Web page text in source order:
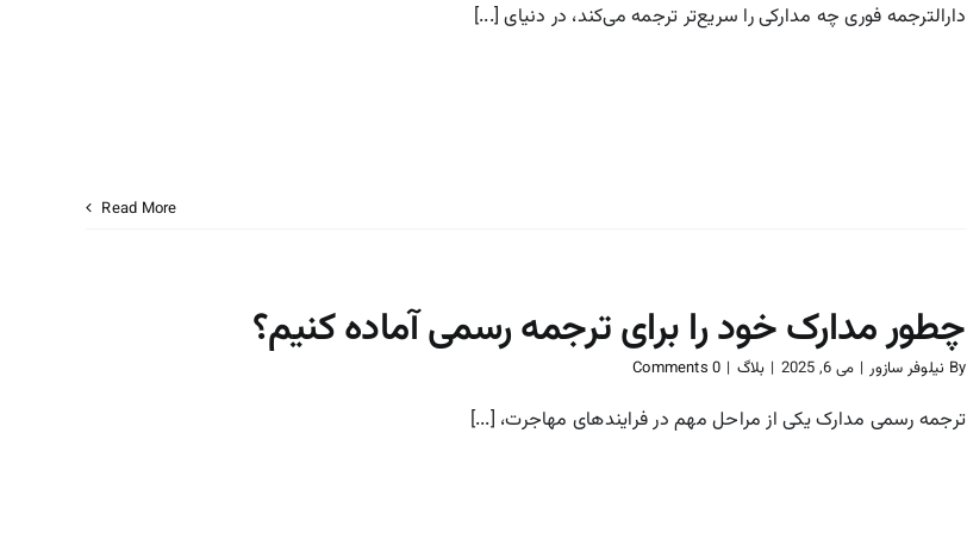
دارالترجمه فوری چه مدارکی را
دارالترجمه فوری چه مدارکی را سریع‌تر ترجمه می‌کند، در دنیای [...]
Read More
چطور مدارک خود را برای
چطور مدارک خود را برای ترجمه رسمی آماده کنیم؟
By نیلوفر سازور | می 6, 2025 | بلاگ |
0 Comments
ترجمه رسمی مدارک یکی از مراحل مهم در فرایندهای مهاجرت، [...]